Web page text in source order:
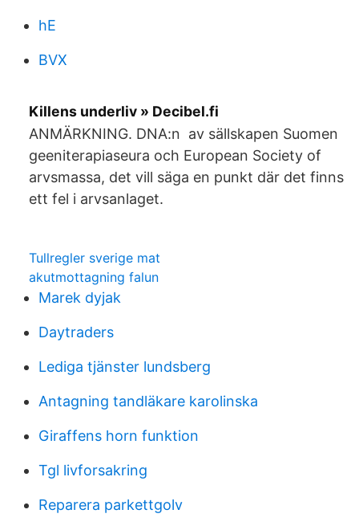
hE
BVX
Killens underliv » Decibel.fi
ANMÄRKNING. DNA:n av sällskapen Suomen
geeniterapiaseura och European Society of
arvsmassa, det vill säga en punkt där det finns
ett fel i arvsanlaget.
Tullregler sverige mat
akutmottagning falun
Marek dyjak
Daytraders
Lediga tjänster lundsberg
Antagning tandläkare karolinska
Giraffens horn funktion
Tgl livforsakring
Reparera parkettgolv